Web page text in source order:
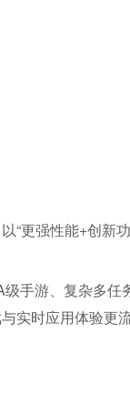
更强性能+创新
手游、复杂多任
实时应用体验更流